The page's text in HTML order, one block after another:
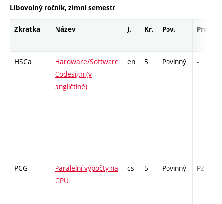
Libovolný ročník, zimní semestr
Zkratka Název J. Kr. Pov. Prof.
HSCa
Hardware/Software
Codesign (v
angličtině)
en 5 Povinný -
PCG
Paralelní výpočty na
GPU
cs 5 Povinný PZ